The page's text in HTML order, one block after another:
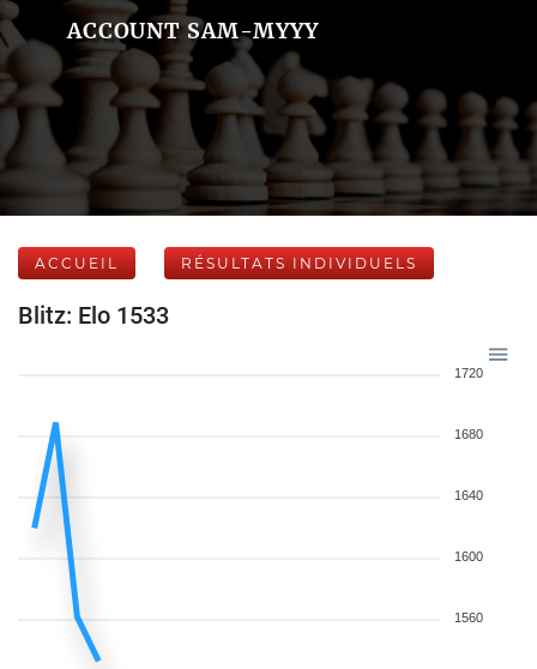
ACCOUNT SAM-MYYY
ACCUEIL RÉSULTATS INDIVIDUELS
Blitz: Elo 1533
1720
1680
1640
1600
1560